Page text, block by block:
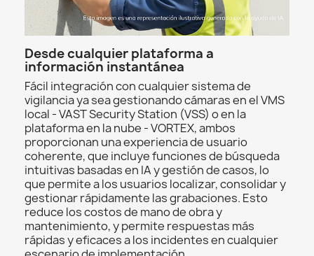
Desde cualquier plataforma a
información instantánea
Fácil integración con cualquier sistema de
vigilancia ya sea gestionando cámaras en el VMS
local - VAST Security Station (VSS) o en la
plataforma en la nube - VORTEX, ambos
proporcionan una experiencia de usuario
coherente, que incluye funciones de búsqueda
intuitivas basadas en IA y gestión de casos, lo
que permite a los usuarios localizar, consolidar y
gestionar rápidamente las grabaciones. Esto
reduce los costos de mano de obra y
mantenimiento, y permite respuestas más
rápidas y eficaces a los incidentes en cualquier